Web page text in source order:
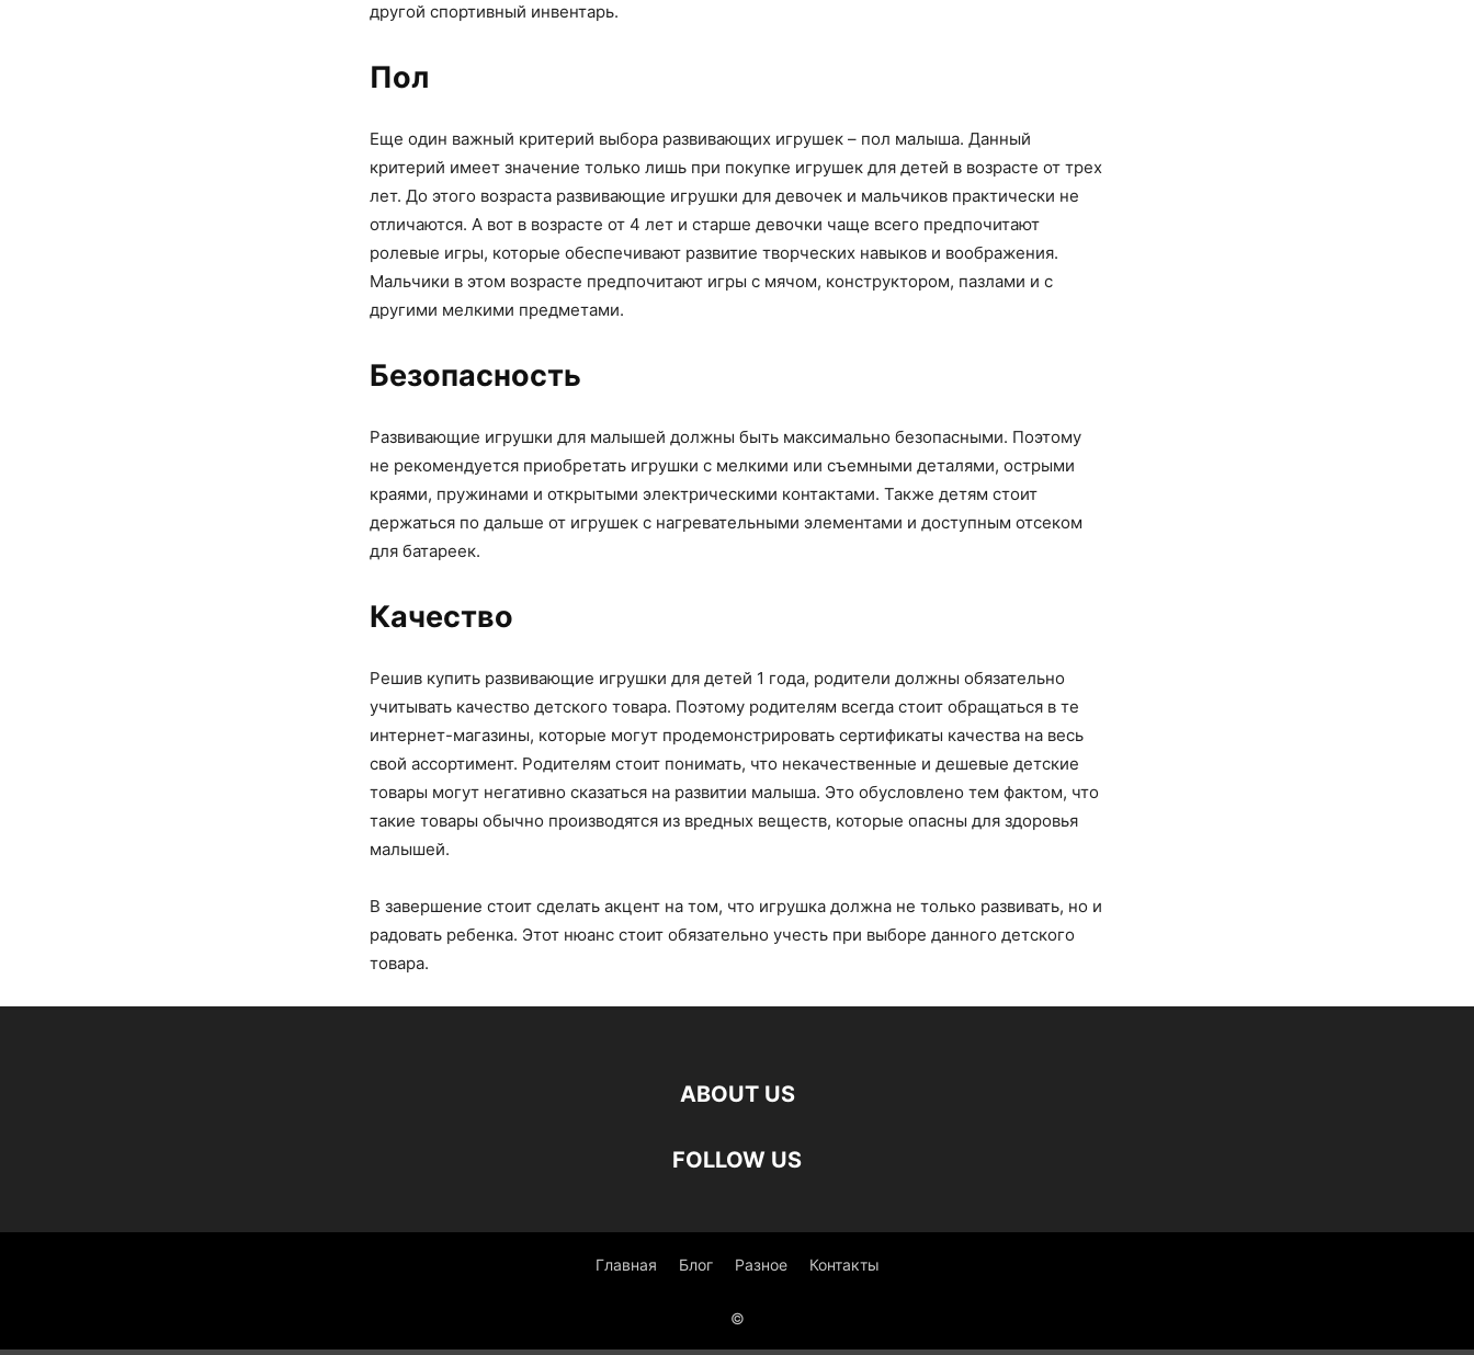
другой спортивный инвентарь.
Пол
Еще один важный критерий выбора развивающих игрушек – пол малыша. Данный
критерий имеет значение только лишь при покупке игрушек для детей в возрасте от трех
лет. До этого возраста развивающие игрушки для девочек и мальчиков практически не
отличаются. А вот в возрасте от 4 лет и старше девочки чаще всего предпочитают
ролевые игры, которые обеспечивают развитие творческих навыков и воображения.
Мальчики в этом возрасте предпочитают игры с мячом, конструктором, пазлами и с
другими мелкими предметами.
Безопасность
Развивающие игрушки для малышей должны быть максимально безопасными. Поэтому
не рекомендуется приобретать игрушки с мелкими или съемными деталями, острыми
краями, пружинами и открытыми электрическими контактами. Также детям стоит
держаться по дальше от игрушек с нагревательными элементами и доступным отсеком
для батареек.
Качество
Решив купить развивающие игрушки для детей 1 года, родители должны обязательно
учитывать качество детского товара. Поэтому родителям всегда стоит обращаться в те
интернет-магазины, которые могут продемонстрировать сертификаты качества на весь
свой ассортимент. Родителям стоит понимать, что некачественные и дешевые детские
товары могут негативно сказаться на развитии малыша. Это обусловлено тем фактом, что
такие товары обычно производятся из вредных веществ, которые опасны для здоровья
малышей.
В завершение стоит сделать акцент на том, что игрушка должна не только развивать, но и
радовать ребенка. Этот нюанс стоит обязательно учесть при выборе данного детского
товара.
ABOUT US
FOLLOW US
Главная Блог Разное Контакты
©